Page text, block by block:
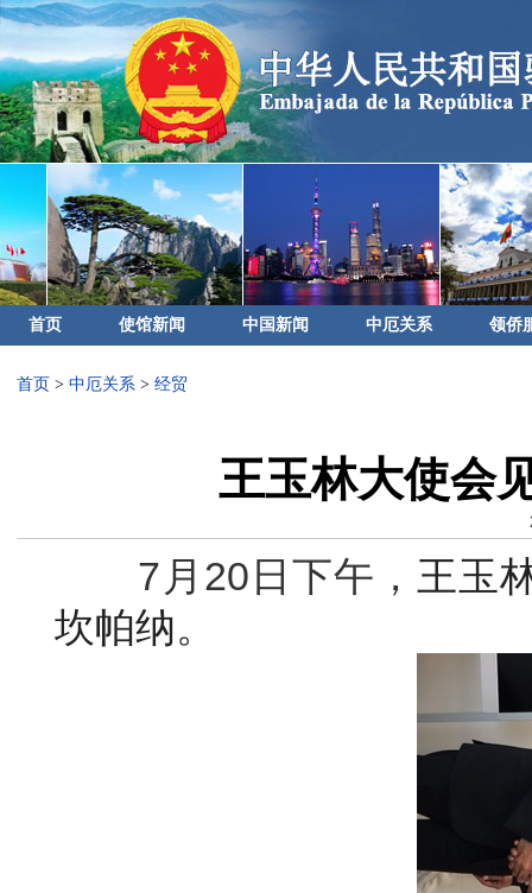
首页 使馆新闻 中国新闻 中厄关系 领侨
首页 > 中厄关系 > 经贸
王玉林大使会
7月20日下午， 王玉
坎帕纳。